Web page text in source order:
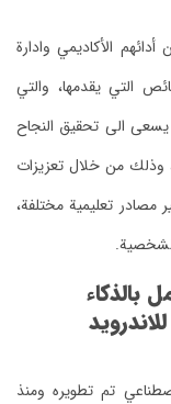
الأكاديمي وادارة
التي يقدمها، والتي
الى تحقيق النجاح
وذلك من خلال تعزيزات
مصادر تعليمية مختلفة،
بالذكاء
تم تطويره ومنذ